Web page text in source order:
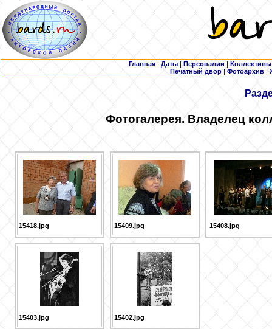
Главная | Даты | Персоналии | Коллективы
Печатный двор |Фотоархив |
Фотогалерея. Владелец
15418.jpg 15409.jpg 15408.jpg
15403.jpg 15402.jpg